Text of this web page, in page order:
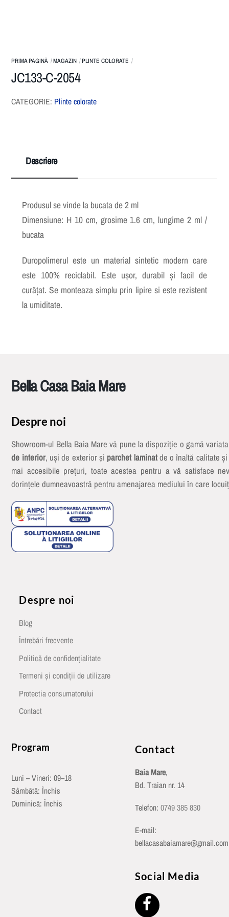
PRIMA PAGINĂ MAGAZIN PLINTE COLORATE
JC133-C-2054
CATEGORIE: Plinte colorate
Descriere
Produsul se vinde la bucata de 2 ml
Dimensiune: H 10 cm, grosime 1.6 cm, lungime 2 ml /
bucata
Duropolimerul este un material sintetic modern care
este 100% reciclabil. Este ușor, durabil și facil de
curățat. Se monteaza simplu prin lipire si este rezistent
la umiditate.
Bella Casa Baia Mare
Despre noi
Showroom-ul Bella Baia Mare vă pune la dispoziție o gamă
de interior, uși de exterior și parchet laminatde o înaltă calitate și
mai accesibile prețuri, toate acestea pentru a vă satisface
dorințele dumneavoastră pentru amenajarea mediului în care
Despre noi
Blog
Întrebări frecvente
Politică de confidențialitate
Termeni și condiții de utilizare
Protectia consumatorului
Contact
Program
Luni – Vineri: 09–18
Sâmbătă: Închis
Duminică: Închis
Contact
Baia Mare,
Bd. Traian nr. 14
Telefon: 0749 385 830
E-mail:
bellacasabaiamare@gmail.com
Social Media